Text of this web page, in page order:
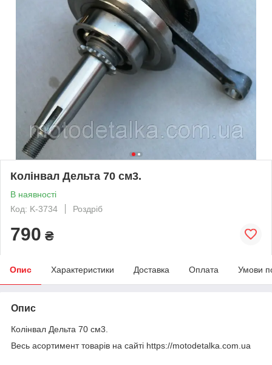
Колінвал Дельта 70 см3.
В наявності
Код: K-3734
Роздріб
790 ₴
Опис Характеристики Доставка Оплата Умови
Опис
Колінвал Дельта 70 см3.
Весь асортимент товарів на сайті https://motodetalka.com.ua